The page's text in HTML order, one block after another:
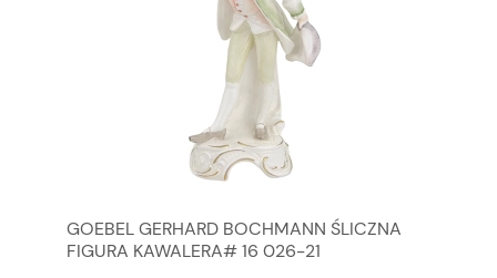
GOEBEL GERHARD BOCHMANN ŚLICZNA
FIGURA KAWALERA# 16 026-21